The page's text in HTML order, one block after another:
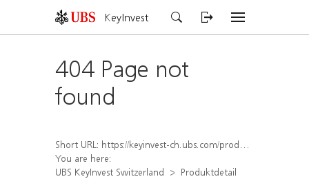
KeyInvest
404 Page not
found
Short URL: https://keyinvest-ch.ubs.com/produkt/detail/index/isin/CH1564519739
You are here:
UBS KeyInvest Switzerland
Produktdetail